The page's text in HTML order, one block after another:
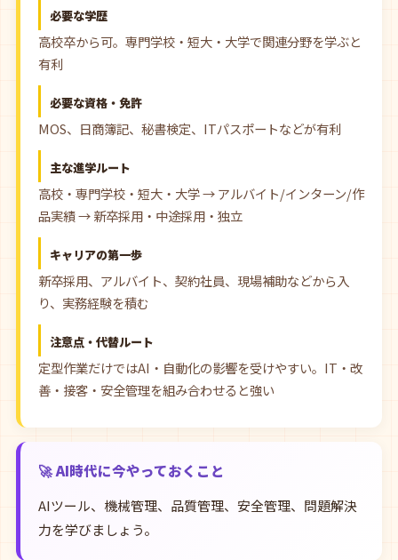
必要な学歴
高校卒から可。専門学校・短大・大学で関連分野を学ぶと
有利
必要な資格・免許
MOS、日商簿記、秘書検定、ITパスポートなどが有利
主な進学ルート
高校・専門学校・短大・大学 → アルバイト/インターン/作
品実績 → 新卒採用・中途採用・独立
キャリアの第一歩
新卒採用、アルバイト、契約社員、現場補助などから入
り、実務経験を積む
注意点・代替ルート
定型作業だけではAI・自動化の影響を受けやすい。IT・改
善・接客・安全管理を組み合わせると強い
🚀 AI時代に今やっておくこと
AIツール、機械管理、品質管理、安全管理、問題解決
力を学びましょう。